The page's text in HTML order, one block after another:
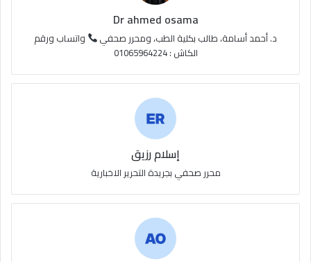
S
S
Dr ahmed osama
د. أحمد أسامة، طالب بكلية الطب، ومحرر صحفي
واتساب ورقم
الكاش : 01065964224
إسلام رزيق
محرر صحفي بجريدة التحرير الاخبارية